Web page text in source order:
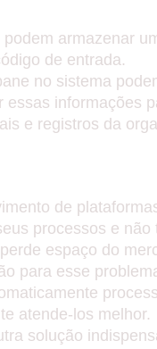
armazenar
de entrada.
no sistema
essas informações
e registros da
de
processos e
espaço do
para esse
atende-los melhor.
solução